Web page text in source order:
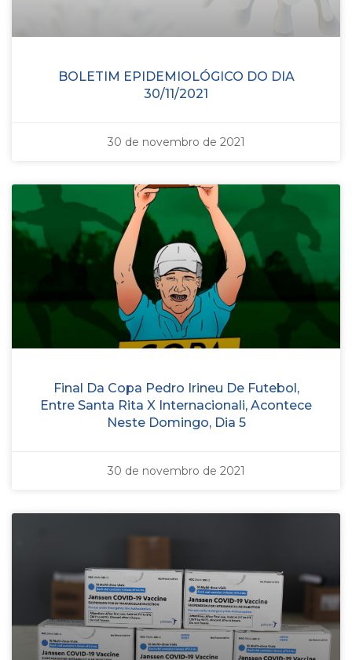
BOLETIM EPIDEMIOLÓGICO DO DIA
30/11/2021
30 de novembro de 2021
Final Da Copa Pedro Irineu De Futebol,
Entre Santa Rita X Internacionali, Acontece
Neste Domingo, Dia 5
30 de novembro de 2021